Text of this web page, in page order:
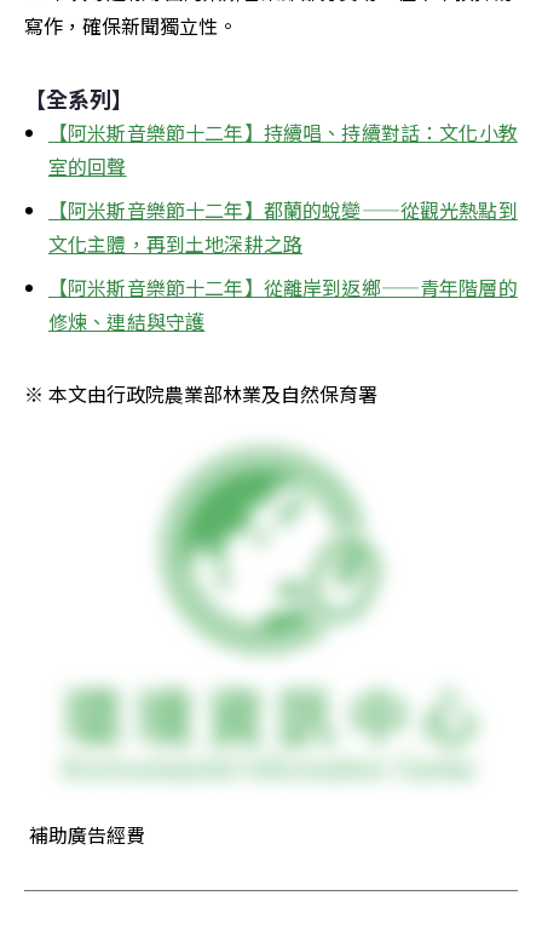
寫作，確保新聞獨立性。
【全系列】
【阿米斯音樂節十二年】持續唱、持續對話：文化小教
室的回聲
【阿米斯音樂節十二年】都蘭的蛻變——從觀光熱點到
文化主體，再到土地深耕之路
【阿米斯音樂節十二年】從離岸到返鄉——青年階層的
修煉、連結與守護
※ 本文由行政院農業部林業及自然保育署
補助廣告經費